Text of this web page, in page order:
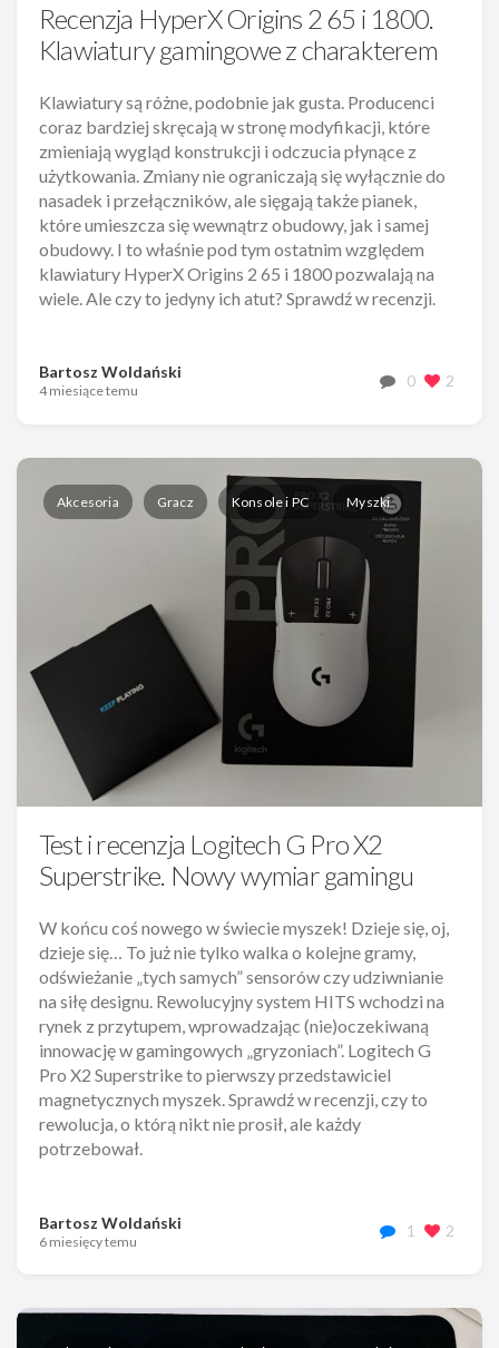
Recenzja HyperX Origins 2 65 i 1800.
Klawiatury gamingowe z charakterem
Klawiatury są różne, podobnie jak gusta. Producenci
coraz bardziej skręcają w stronę modyfikacji, które
zmieniają wygląd konstrukcji i odczucia płynące z
użytkowania. Zmiany nie ograniczają się wyłącznie do
nasadek i przełączników, ale sięgają także pianek,
które umieszcza się wewnątrz obudowy, jak i samej
obudowy. I to właśnie pod tym ostatnim względem
klawiatury HyperX Origins 2 65 i 1800 pozwalają na
wiele. Ale czy to jedyny ich atut? Sprawdź w recenzji.
Bartosz Woldański
4 miesiące temu
0 2
Akcesoria Gracz Konsole i PC Myszki
Test i recenzja Logitech G Pro X2
Superstrike. Nowy wymiar gamingu
W końcu coś nowego w świecie myszek! Dzieje się, oj,
dzieje się… To już nie tylko walka o kolejne gramy,
odświeżanie „tych samych” sensorów czy udziwnianie
na siłę designu. Rewolucyjny system HITS wchodzi na
rynek z przytupem, wprowadzając (nie)oczekiwaną
innowację w gamingowych „gryzoniach”. Logitech G
Pro X2 Superstrike to pierwszy przedstawiciel
magnetycznych myszek. Sprawdź w recenzji, czy to
rewolucja, o którą nikt nie prosił, ale każdy
potrzebował.
Bartosz Woldański
6 miesięcy temu
1 2